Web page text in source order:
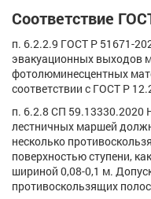
Соответствие
п. 6.2.2.9 ГОСТ Р 51671-
эвакуационных выходов
фотолюминесцентных
соответствии с ГОСТ Р
п. 6.2.8 СП 59.13330.2020
лестничных маршей
несколько
поверхностью ступени,
шириной 0,08-0,1 м.
противоскользящих